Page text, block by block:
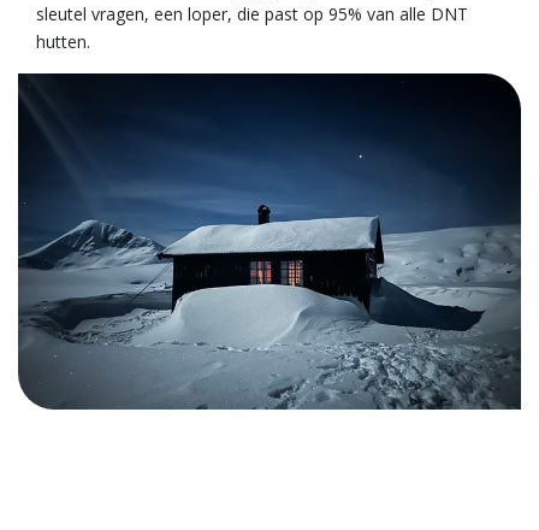
sleutel vragen, een loper, die past op 95% van alle DNT
hutten.